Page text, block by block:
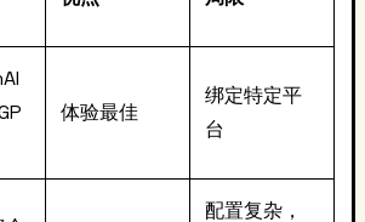
体验最佳
绑定特定平
台
配置复杂，